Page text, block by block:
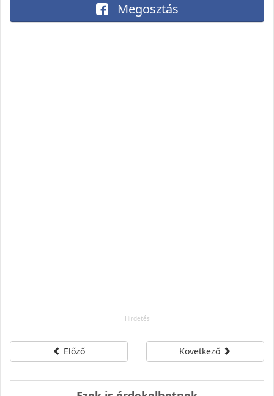
Megosztás
Előző Következő